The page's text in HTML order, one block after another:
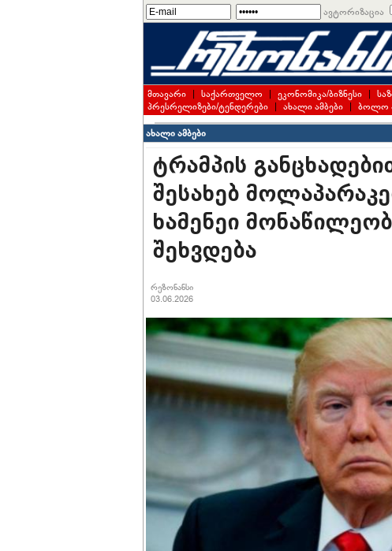
ავტორიზაცია
მთავარი | საქართველო | ეკონომიკა/ბიზნესი |
პრესრელიზები/ტენდერები | ახალი ამბები | ბოლო
ახალი ამბები
ტრამპის
შესახებ
ხამენეი
შეხვდება
რეზონანსი
03.06.2026